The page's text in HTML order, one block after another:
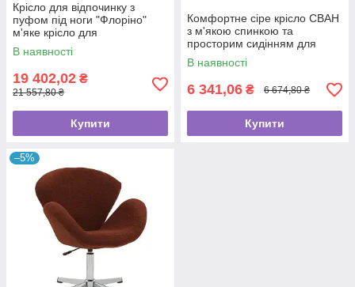
Крісло для відпочинку з
пуфом під ноги "Флоріно"
м'яке крісло для
комфортного очікування
В наявності
19 402,02 ₴
21 557,80 ₴
Купити
Комфортне сіре крісло СВАН
з м'якою спинкою та
просторим сидінням для
зони очікування
В наявності
6 341,06 ₴ 6 674,80 ₴
Купити
–5%